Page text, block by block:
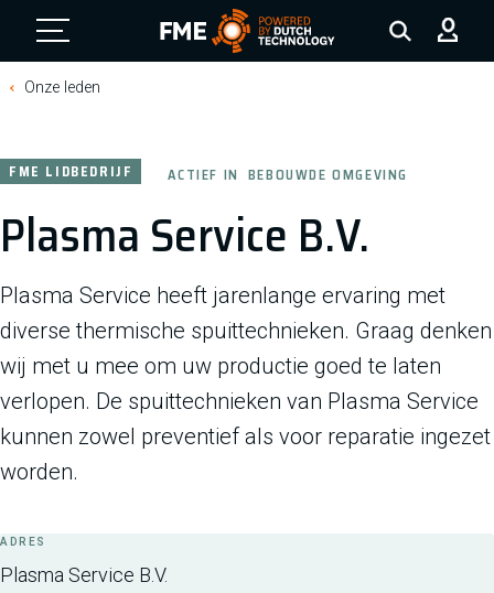
FME Logo, to the homepage
Onze leden
Plasma Service B.V.
FME LIDBEDRIJF ACTIEF IN BEBOUWDE OMGEVING
Plasma Service heeft jarenlange ervaring met
diverse thermische spuittechnieken. Graag denken
wij met u mee om uw productie goed te laten
verlopen. De spuittechnieken van Plasma Service
kunnen zowel preventief als voor reparatie ingezet
worden.
ADRES
Plasma Service B.V.